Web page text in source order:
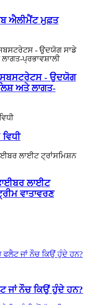
ਐਲੀਮੈਂਟ ਮੁਫ਼ਤ
ਸਬਸਟਰੇਟਸ - ਉਦਯੋਗ
ਅਤੇ ਲਾਗਤ-
ਲਾਈਟ
ਵਾਤਾਵਰਣ
ਜਾਂ ਨੌਚ ਕਿਉਂ ਹੁੰਦੇ ਹਨ?